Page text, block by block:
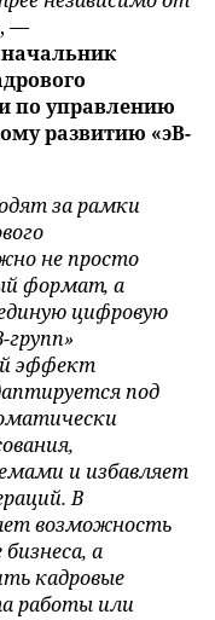
, —
по управлению
развитию «эВ-
за рамки
не просто
формат, а
цифровую
эффект
под
и избавляет
В
возможность
а
кадровые
работы или